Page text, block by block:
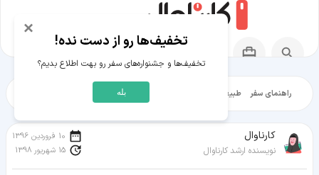
راهنمای سفر طبیعت‌گردی شهرگردی
کارناوال
نویسنده ارشد کارناوال
10 فروردین 1396
15 شهریور 1398
×
تخفیف‌ها رو از دست نده!
تخفیف‌ها و جشنواره‌های سفر رو بهت اطلاع بدیم؟
بله